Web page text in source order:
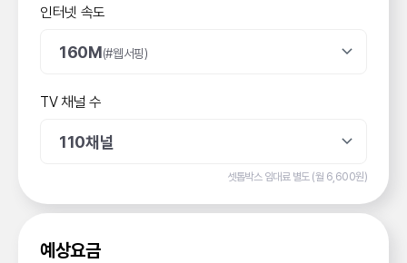
인터넷 속도
160M(#웹서핑)
TV 채널 수
110채널
셋톱박스 임대료 별도 (월 6,600원)
예상요금